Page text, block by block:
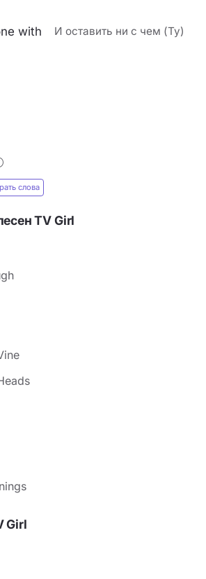
with
И оставить ни с чем (Ту)
слова
TV Girl
Girl